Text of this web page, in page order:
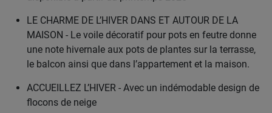
LE CHARME DE L’HIVER DANS ET AUTOUR DE LA
MAISON - Le voile décoratif pour pots en feutre donne
une note hivernale aux pots de plantes sur la terrasse,
le balcon ainsi que dans l’appartement et la maison.
ACCUEILLEZ L’HIVER - Avec un indémodable design de
flocons de neige